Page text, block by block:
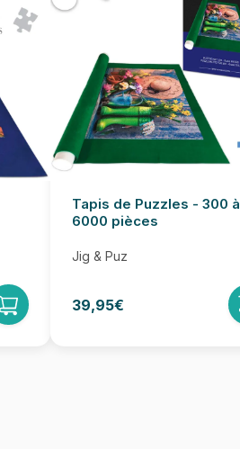
Tapis de Puzzles - 300 à
6000 pièces
Jig & Puz
39,95€